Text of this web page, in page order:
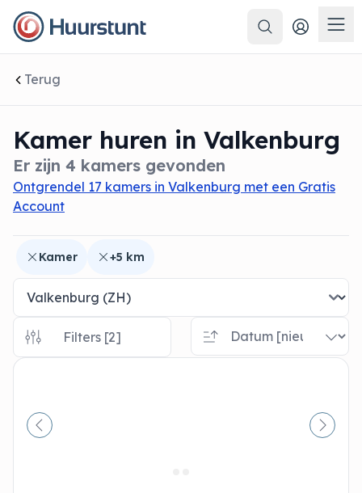
Zoeken
Terug
Kamer huren in Valkenburg
Er zijn 4 kamers gevonden
Ontgrendel 17 kamers in Valkenburg met een Gratis
Account
sluiten
Kamer +5 km
Filters [2]
Vorige